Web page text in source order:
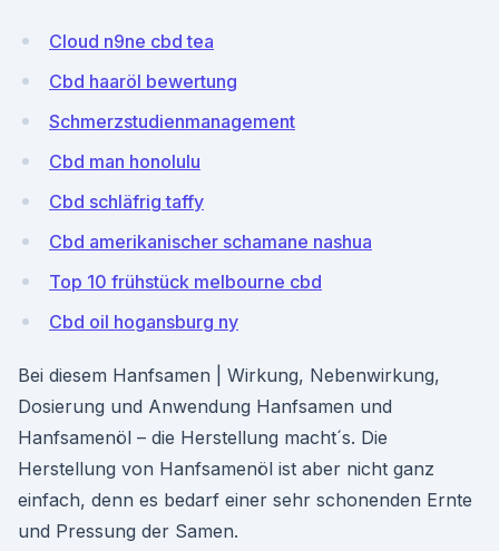
Cloud n9ne cbd tea
Cbd haaröl bewertung
Schmerzstudienmanagement
Cbd man honolulu
Cbd schläfrig taffy
Cbd amerikanischer schamane nashua
Top 10 frühstück melbourne cbd
Cbd oil hogansburg ny
Bei diesem Hanfsamen | Wirkung, Nebenwirkung,
Dosierung und Anwendung Hanfsamen und
Hanfsamenöl – die Herstellung macht´s. Die
Herstellung von Hanfsamenöl ist aber nicht ganz
einfach, denn es bedarf einer sehr schonenden Ernte
und Pressung der Samen.